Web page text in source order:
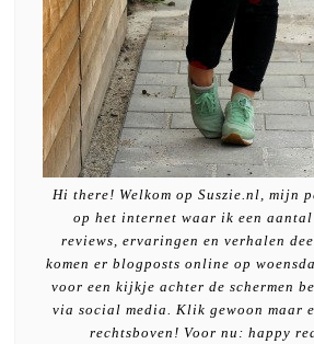
Hi there! Welkom op Suszie.nl, mijn
op het internet waar ik een
reviews, ervaringen en verhalen
komen er blogposts online op
voor een kijkje achter de schermen
via social media. Klik gewoon maar
rechtsboven! Voor nu: happy